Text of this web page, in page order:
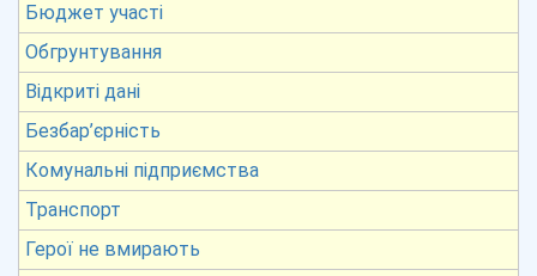
Бюджет участі
Обгрунтування
Відкриті дані
Безбар’єрність
Комунальні підприємства
Транспорт
Герої не вмирають